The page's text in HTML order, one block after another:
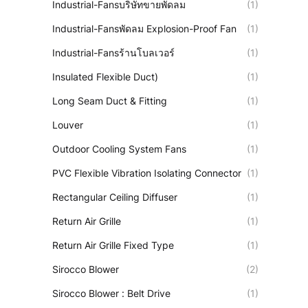
Industrial-Fansบริษัทขายพัดลม (1)
Industrial-Fansพัดลม Explosion-Proof Fan (1)
Industrial-Fansร้านโบลเวอร์ (1)
Insulated Flexible Duct) (1)
Long Seam Duct & Fitting (1)
Louver (1)
Outdoor Cooling System Fans (1)
PVC Flexible Vibration Isolating Connector (1)
Rectangular Ceiling Diffuser (1)
Return Air Grille (1)
Return Air Grille Fixed Type (1)
Sirocco Blower (2)
Sirocco Blower : Belt Drive (1)